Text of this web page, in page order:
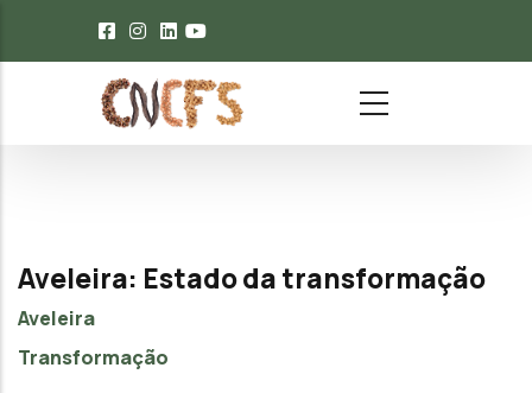
Passar para o conteúdo principal
Aveleira: Estado da transformação
Aveleira
Transformação